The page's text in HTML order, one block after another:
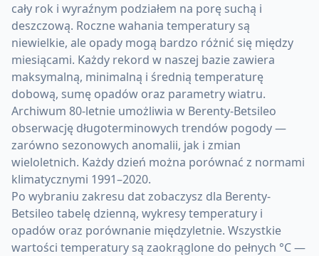
cały rok i wyraźnym podziałem na porę suchą i
deszczową. Roczne wahania temperatury są
niewielkie, ale opady mogą bardzo różnić się między
miesiącami. Każdy rekord w naszej bazie zawiera
maksymalną, minimalną i średnią temperaturę
dobową, sumę opadów oraz parametry wiatru.
Archiwum 80-letnie umożliwia w Berenty-Betsileo
obserwację długoterminowych trendów pogody —
zarówno sezonowych anomalii, jak i zmian
wieloletnich. Każdy dzień można porównać z normami
klimatycznymi 1991–2020.
Po wybraniu zakresu dat zobaczysz dla Berenty-
Betsileo tabelę dzienną, wykresy temperatury i
opadów oraz porównanie międzyletnie. Wszystkie
wartości temperatury są zaokrąglone do pełnych °C —